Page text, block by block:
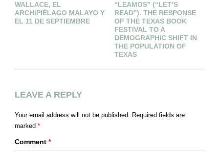
WALLACE, EL
ARCHIPIÉLAGO MALAYO Y
EL 11 DE SEPTIEMBRE
“LEAMOS” (“LET’S
READ”). THE RESPONSE
OF THE TEXAS BOOK
FESTIVAL TO A
DEMOGRAPHIC SHIFT IN
THE POPULATION OF
TEXAS
LEAVE A REPLY
Your email address will not be published. Required fields are
marked *
Comment *